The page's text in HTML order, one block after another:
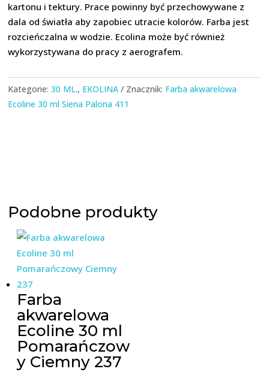
kartonu i tektury. Prace powinny być przechowywane z
dala od światła aby zapobiec utracie kolorów. Farba jest
rozcieńczalna w wodzie. Ecolina może być również
wykorzystywana do pracy z aerografem.
Kategorie:30 ML., EKOLINA Znacznik: Farba akwarelowa
Ecoline 30 ml Siena Palona 411
Podobne produkty
Farba
akwarelowa
Ecoline 30 ml
Pomarańczow
y Ciemny 237